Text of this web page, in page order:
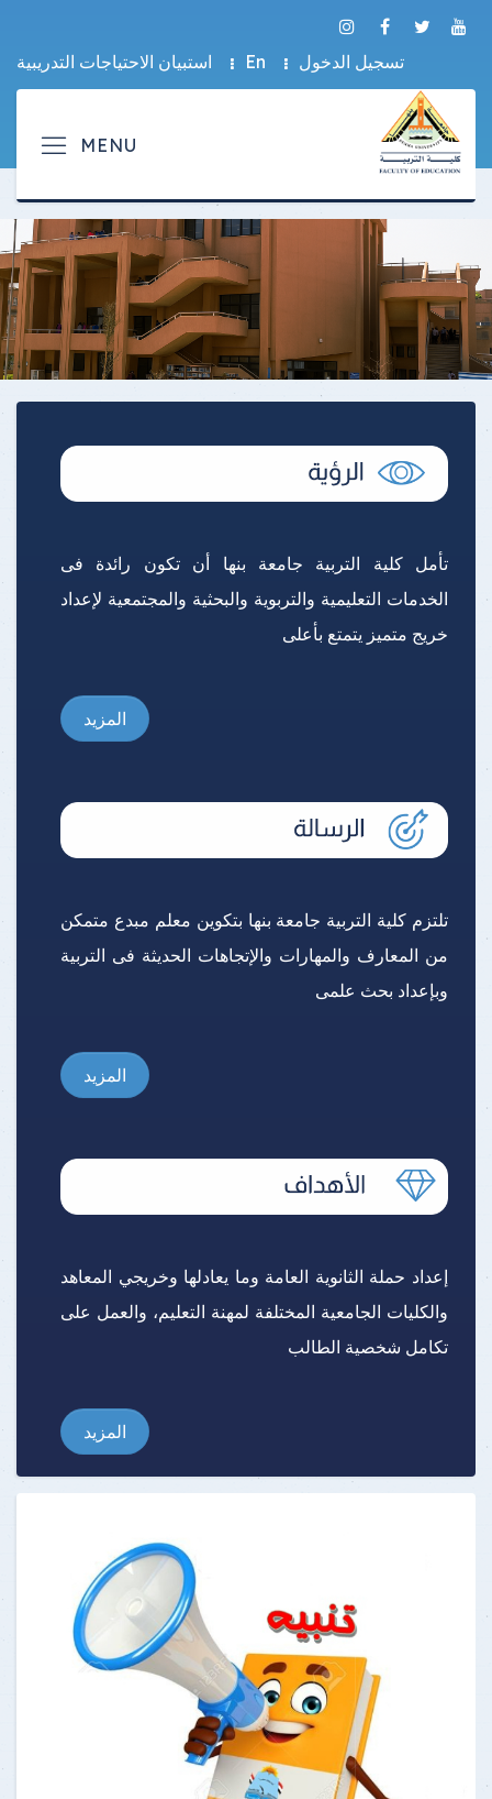
تسجيل الدخول En استبيان الاحتياجات التدريبية
تأمل كلية التربية جامعة بنها أن تكون رائدة فى
الخدمات التعليمية والتربوية والبحثية والمجتمعية لإعداد
خريج متميز يتمتع بأعلى
المزيد
تلتزم كلية التربية جامعة بنها بتكوين معلم مبدع متمكن
من المعارف والمهارات والإتجاهات الحديثة فى التربية
وبإعداد بحث علمى
المزيد
إعداد حملة الثانوية العامة وما يعادلها وخريجي المعاهد
والكليات الجامعية المختلفة لمهنة التعليم، والعمل على
تكامل شخصية الطالب
المزيد